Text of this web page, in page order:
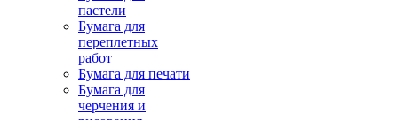
пастели
Бумага для
переплетных
работ
Бумага для печати
Бумага для
черчения и